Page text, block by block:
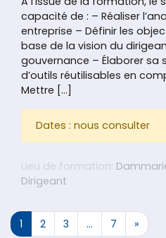
capacité de : – Réaliser
entreprise – Définir les
base de la vision du
gouvernance – Élaborer sa
d’outils réutilisables en
Mettre […]
Dates : nous consulter
Lieu de formation:
Dirigeant
Navigation
1 2 3 … 7 »